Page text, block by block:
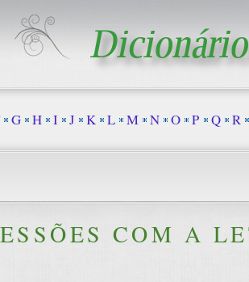
COM A
G H I J K L M N O P Q R